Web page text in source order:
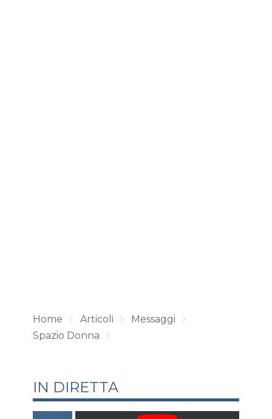
Home Articoli
Messaggi
Spazio Donna
IN DIRETTA